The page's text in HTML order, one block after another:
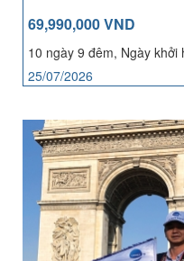
69,990,000 VND
10 ngày 9 đêm, Ngày khởi
25/07/2026